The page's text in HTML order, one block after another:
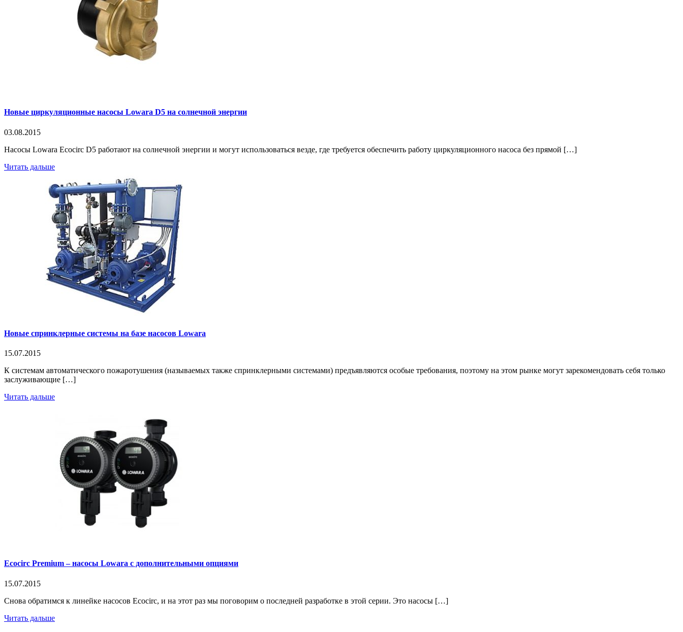
Новые циркуляционные насосы Lowara D5 на солнечной энергии
03.08.2015
Насосы Lowara Ecocirc D5 работают на солнечной энергии и могут использоваться везде, где требуется обеспечить работу циркуляционного насоса без прямой […]
Читать дальше
Новые спринклерные системы на базе насосов Lowara
15.07.2015
К системам автоматического пожаротушения (называемых также спринклерными системами) предъявляются особые требования, поэтому на этом рынке могут зарекомендовать себя только
заслуживающие […]
Читать дальше
Ecocirc Premium – насосы Lowara с дополнительными опциями
15.07.2015
Снова обратимся к линейке насосов Ecocirc, и на этот раз мы поговорим о последней разработке в этой серии. Это насосы […]
Читать дальше